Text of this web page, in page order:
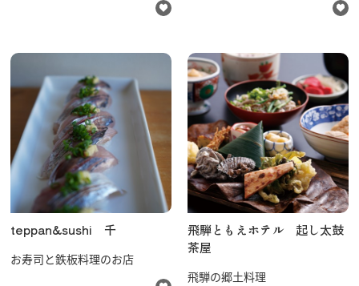
teppan&sushi 千
お寿司と鉄板料理のお店
飛騨ともえホテル 起し太鼓
茶屋
飛騨の郷土料理